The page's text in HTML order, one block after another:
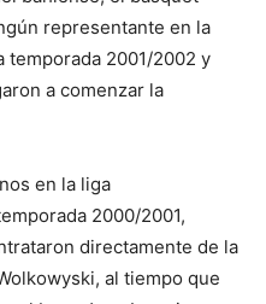
representante en la
temporada 2001/2002 y
a comenzar la
en la liga
2000/2001,
directamente de la
al tiempo que